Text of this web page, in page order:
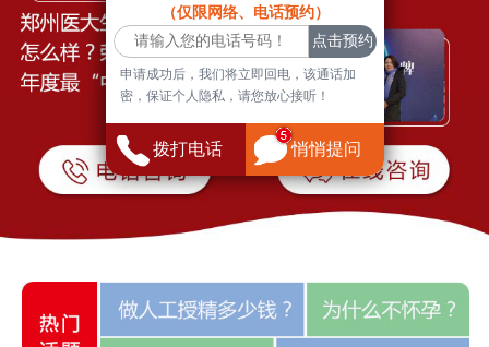
（仅限网络、电话预约）
申请成功后，我们将立即回电，该通话加
密，保证个人隐私，请您放心接听！
拨打电话 悄悄提问